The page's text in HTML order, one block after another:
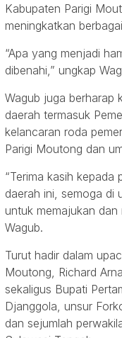
Kabupaten Parigi
meningkatkan
“Apa yang menjadi
dibenahi,” ungkap
Wagub juga berharap
daerah termasuk
kelancaran roda
Parigi Moutong dan
“Terima kasih kepada
daerah ini, semoga di
untuk memajukan dan
Wagub.
Turut hadir dalam
Moutong, Richard
sekaligus Bupati
Djanggola, unsur
dan sejumlah